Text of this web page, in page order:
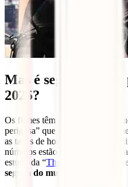
Mas é seguro viajar
2025?
Os filmes têm dado a Nova
perigosa” que não é realmente
as taxas de homicídios foram
números estão longe de ser
estudo da “The Economist
segura do mundo